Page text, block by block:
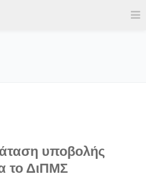
υποβολής
το ΔιΠΜΣ